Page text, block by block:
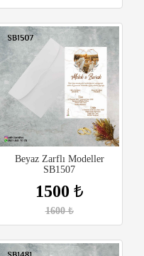
Beyaz Zarflı Modeller
SB1507
1500 ₺
1600₺